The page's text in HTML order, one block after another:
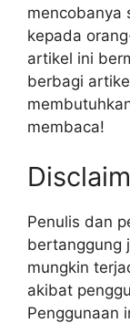
mencobanya
kepada
artikel ini
berbagi
membaca!
Penulis dan
bertanggung
mungkin
akibat
Penggunaan